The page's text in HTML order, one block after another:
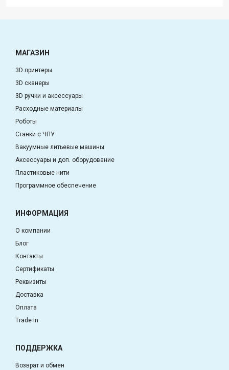
МАГАЗИН
3D принтеры
3D сканеры
3D ручки и аксессуары
Расходные материалы
Роботы
Станки с ЧПУ
Вакуумные литьевые машины
Аксессуары и доп. оборудование
Пластиковые нити
Программное обеспечение
ИНФОРМАЦИЯ
О компании
Блог
Контакты
Сертификаты
Реквизиты
Доставка
Оплата
Trade In
ПОДДЕРЖКА
Возврат и обмен